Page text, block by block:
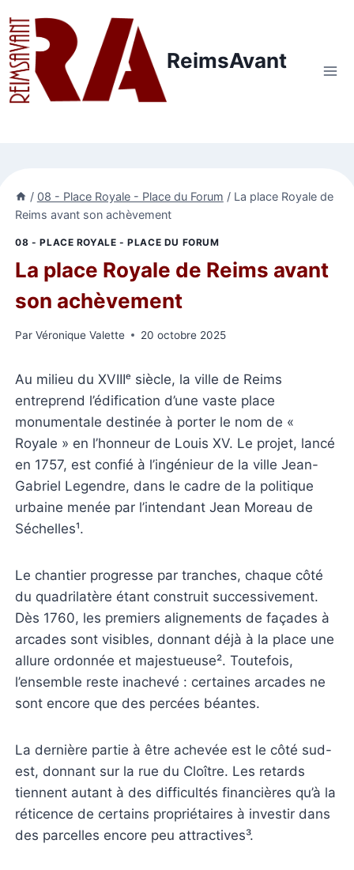
au
contenu
ReimsAvant
/ 08 - Place Royale - Place du Forum / La place Royale de
Reims avant son achèvement
08 - PLACE ROYALE - PLACE DU FORUM
La place Royale de Reims avant
son achèvement
Par Véronique Valette 20 octobre 2025
Au milieu du XVIIIᵉ siècle, la ville de Reims
entreprend l’édification d’une vaste place
monumentale destinée à porter le nom de «
Royale » en l’honneur de Louis XV. Le projet, lancé
en 1757, est confié à l’ingénieur de la ville Jean-
Gabriel Legendre, dans le cadre de la politique
urbaine menée par l’intendant Jean Moreau de
Séchelles¹.
Le chantier progresse par tranches, chaque côté
du quadrilatère étant construit successivement.
Dès 1760, les premiers alignements de façades à
arcades sont visibles, donnant déjà à la place une
allure ordonnée et majestueuse². Toutefois,
l’ensemble reste inachevé : certaines arcades ne
sont encore que des percées béantes.
La dernière partie à être achevée est le côté sud-
est, donnant sur la rue du Cloître. Les retards
tiennent autant à des difficultés financières qu’à la
réticence de certains propriétaires à investir dans
des parcelles encore peu attractives³.